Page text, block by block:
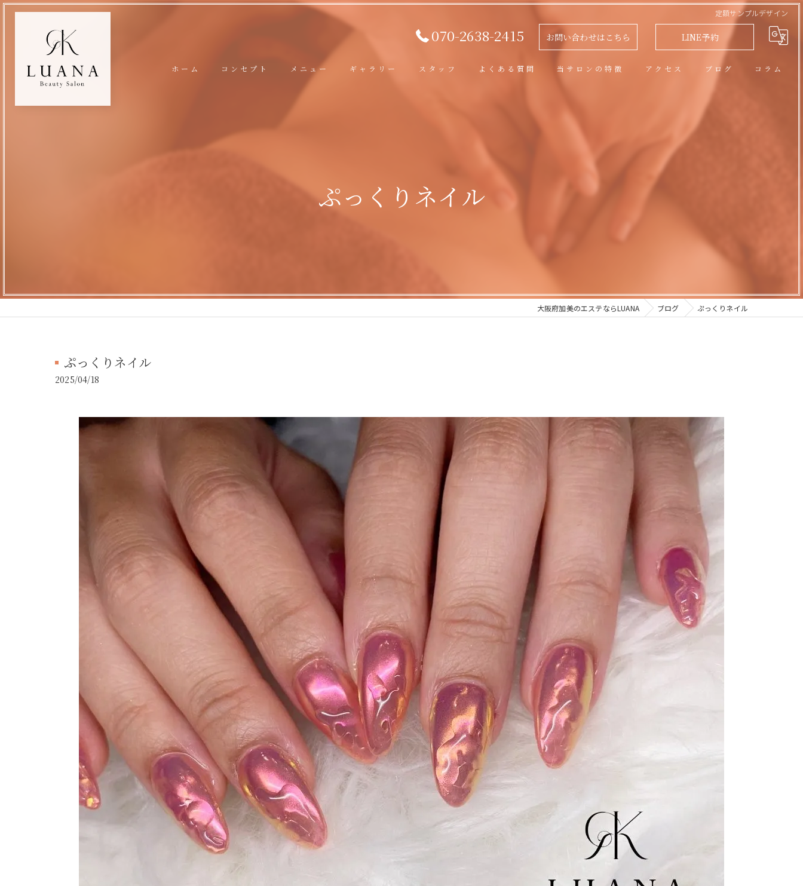
定額サンプルデザイン
070-2638-2415 お問い合わせはこちら LINE予約
ホーム コンセプト メニュー ギャラリー スタッフ よくある質問 当サロンの特徴
フェイシャル
リラクゼーション
アクセス ブログ コラム
ぷっくりネイル
大阪府加美のエステならLUANA ブログ ぷっくりネイル
ぷっくりネイル
2025/04/18